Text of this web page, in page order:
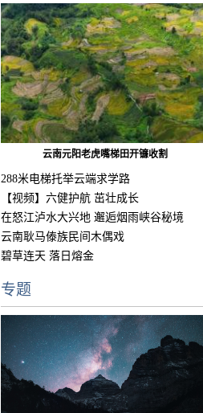
云南元阳老虎嘴梯田开镰收割
288米电梯托举云端求学路
【视频】六健护航 茁壮成长
在怒江泸水大兴地 邂逅烟雨峡谷秘境
云南耿马傣族民间木偶戏
碧草连天 落日熔金
专题